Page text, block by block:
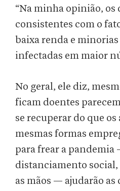
“Na minha opinião, os
consistentes com o
baixa renda e minorias
infectadas em maior
No geral, ele diz,
ficam doentes
se recuperar do que os
mesmas formas
para frear a pandemia
distanciamento social,
as mãos — ajudarão as